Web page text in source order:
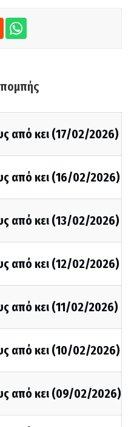
από κει (17/02/2026)
από κει (16/02/2026)
από κει (13/02/2026)
από κει (12/02/2026)
από κει (11/02/2026)
από κει (10/02/2026)
από κει (09/02/2026)